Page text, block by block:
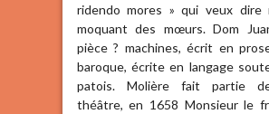
ridendo mores » qui veux
moquant des mœurs. Dom
pièce ? machines, écrit en
baroque, écrite en langage
patois. Molière fait partie de
théâtre, en 1658 Monsieur le